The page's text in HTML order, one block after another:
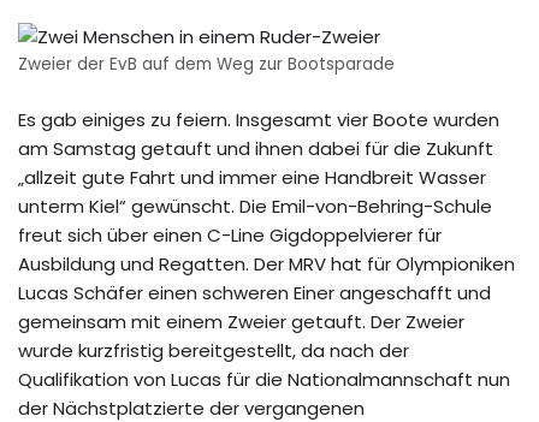
Zweier der EvB auf dem Weg zur Bootsparade
Es gab einiges zu feiern. Insgesamt vier Boote wurden
am Samstag getauft und ihnen dabei für die Zukunft
„allzeit gute Fahrt und immer eine Handbreit Wasser
unterm Kiel“ gewünscht. Die Emil-von-Behring-Schule
freut sich über einen C-Line Gigdoppelvierer für
Ausbildung und Regatten. Der MRV hat für Olympioniken
Lucas Schäfer einen schweren Einer angeschafft und
gemeinsam mit einem Zweier getauft. Der Zweier
wurde kurzfristig bereitgestellt, da nach der
Qualifikation von Lucas für die Nationalmannschaft nun
der Nächstplatzierte der vergangenen